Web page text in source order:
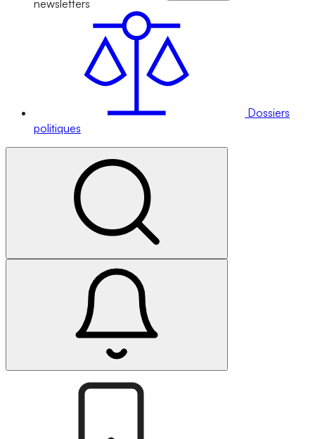
newsletters
Dossiers
politiques